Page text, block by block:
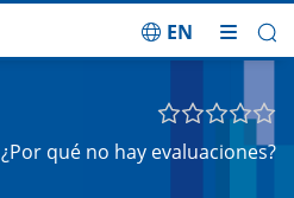
EN
¿Por qué no hay evaluaciones?